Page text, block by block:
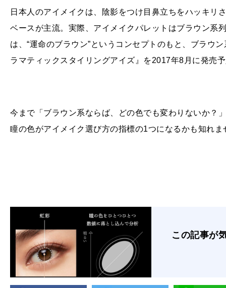
日本人のアイメイクは、陰影をつけ目鼻立ちをハッキリ
ベースが主流。実際、アイメイクパレットはブラウン系
は、“運命のブラウン”というコンセプトのもと、ブラウ
ラマティックスタイリングアイズ』を2017年8月に発売
今まで「ブラウン系ならば、どの色でも変わりないか？
瞳の色がアイメイク選び方の指標の1つになるかも知れま
この記事が